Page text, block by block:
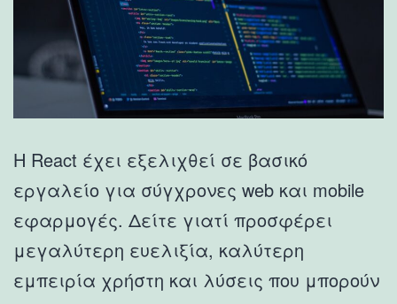
Η React έχει εξελιχθεί σε βασικό
εργαλείο για σύγχρονες web και mobile
εφαρμογές. Δείτε γιατί προσφέρει
μεγαλύτερη ευελιξία, καλύτερη
εμπειρία χρήστη και λύσεις που μπορούν